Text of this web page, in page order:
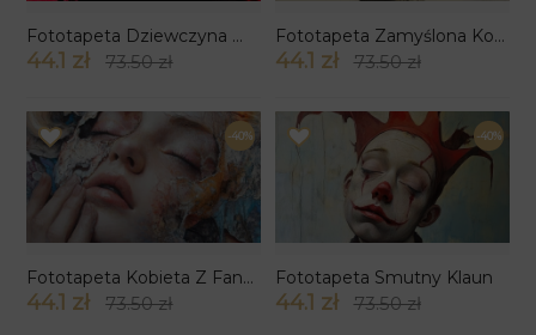
Fototapeta Dziewczyna W Różowych Okularach
44.1 zł 73.50 zł
Fototapeta Zamyślona Kobieta
44.1 zł 73.50 zł
-40%
Fototapeta Kobieta Z Fantazją
44.1 zł 73.50 zł
-40%
Fototapeta Smutny Klaun
44.1 zł 73.50 zł